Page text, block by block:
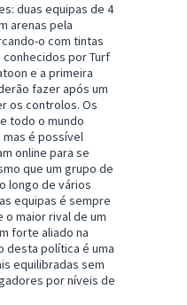
duas equipas de 4
arenas pela
o com tintas
por Turf
e a primeira
fazer após um
os controlos. Os
todo o mundo
é possível
online para se
que um grupo de
longo de vários
equipas é sempre
maior rival de um
forte aliado na
desta política é uma
equilibradas sem
por níveis de